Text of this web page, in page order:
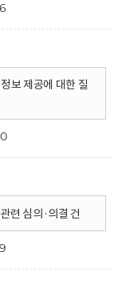
보 제공에 대한 질
련 심의·의결 건